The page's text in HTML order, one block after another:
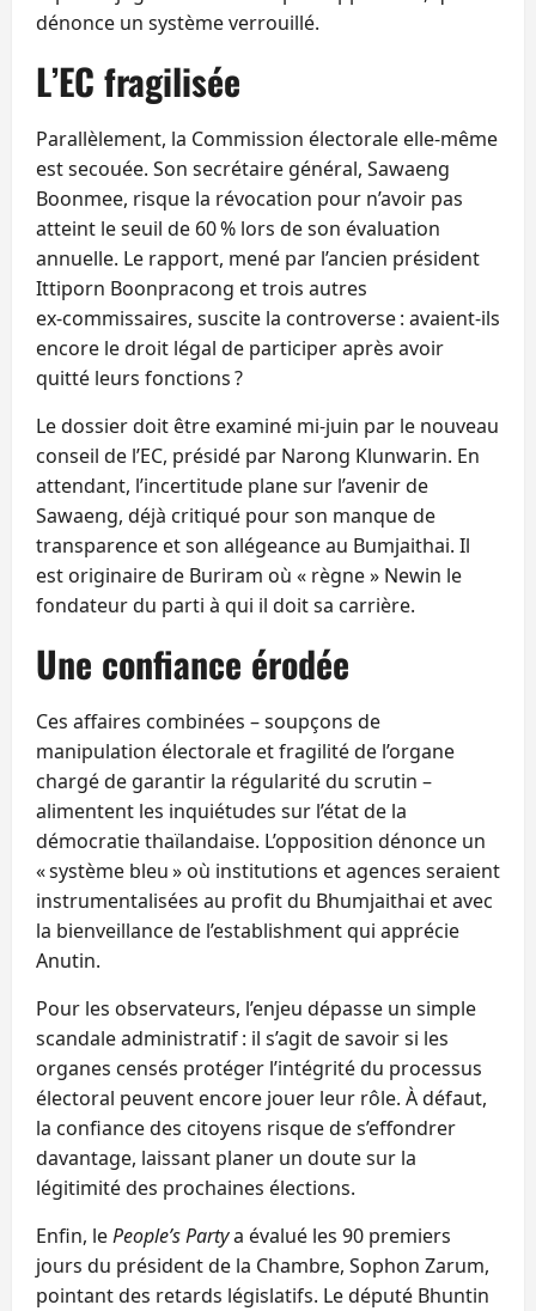
dénonce un système verrouillé.
L’EC fragilisée
Parallèlement, la Commission électorale elle-même
est secouée. Son secrétaire général, Sawaeng
Boonmee, risque la révocation pour n’avoir pas
atteint le seuil de 60 % lors de son évaluation
annuelle. Le rapport, mené par l’ancien président
Ittiporn Boonpracong et trois autres
ex‑commissaires, suscite la controverse : avaient‑ils
encore le droit légal de participer après avoir
quitté leurs fonctions ?
Le dossier doit être examiné mi‑juin par le nouveau
conseil de l’EC, présidé par Narong Klunwarin. En
attendant, l’incertitude plane sur l’avenir de
Sawaeng, déjà critiqué pour son manque de
transparence et son allégeance au Bumjaithai. Il
est originaire de Buriram où « règne » Newin le
fondateur du parti à qui il doit sa carrière.
Une confiance érodée
Ces affaires combinées – soupçons de
manipulation électorale et fragilité de l’organe
chargé de garantir la régularité du scrutin –
alimentent les inquiétudes sur l’état de la
démocratie thaïlandaise. L’opposition dénonce un
« système bleu » où institutions et agences seraient
instrumentalisées au profit du Bhumjaithai et avec
la bienveillance de l’establishment qui apprécie
Anutin.
Pour les observateurs, l’enjeu dépasse un simple
scandale administratif : il s’agit de savoir si les
organes censés protéger l’intégrité du processus
électoral peuvent encore jouer leur rôle. À défaut,
la confiance des citoyens risque de s’effondrer
davantage, laissant planer un doute sur la
légitimité des prochaines élections.
Enfin, lePeople’s Partya évalué les 90 premiers
jours du président de la Chambre, Sophon Zarum,
pointant des retards législatifs. Le député Bhuntin